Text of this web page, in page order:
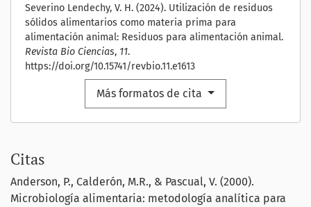
Severino Lendechy, V. H. (2024). Utilización de residuos
sólidos alimentarios como materia prima para
alimentación animal: Residuos para alimentación animal.
Revista Bio Ciencias, 11.
https://doi.org/10.15741/revbio.11.e1613
Más formatos de cita
Citas
Anderson, P., Calderón, M.R., & Pascual, V. (2000).
Microbiología alimentaria: metodología analítica para